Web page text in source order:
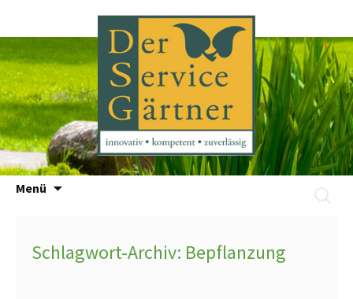
Menü
Zum
Schlagwort-Archiv: Bepflanzung